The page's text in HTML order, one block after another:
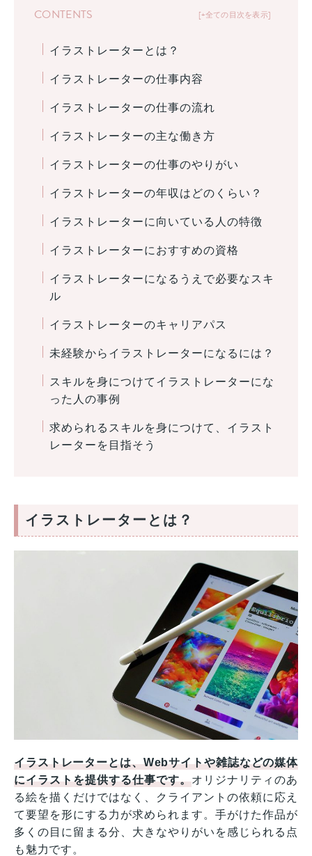
+全ての目次を表示
CONTENTS
イラストレーターとは？
イラストレーターの仕事内容
イラストレーターの仕事の流れ
イラストレーターの主な働き方
イラストレーターの仕事のやりがい
イラストレーターの年収はどのくらい？
イラストレーターに向いている人の特徴
イラストレーターにおすすめの資格
イラストレーターになるうえで必要なスキ
ル
イラストレーターのキャリアパス
未経験からイラストレーターになるには？
スキルを身につけてイラストレーターにな
った人の事例
求められるスキルを身につけて、イラスト
レーターを目指そう
イラストレーターとは？
イラストレーターとは、Webサイトや雑誌などの媒体
にイラストを提供する仕事です。オリジナリティのあ
る絵を描くだけではなく、クライアントの依頼に応え
て要望を形にする力が求められます。手がけた作品が
多くの目に留まる分、大きなやりがいを感じられる点
も魅力です。